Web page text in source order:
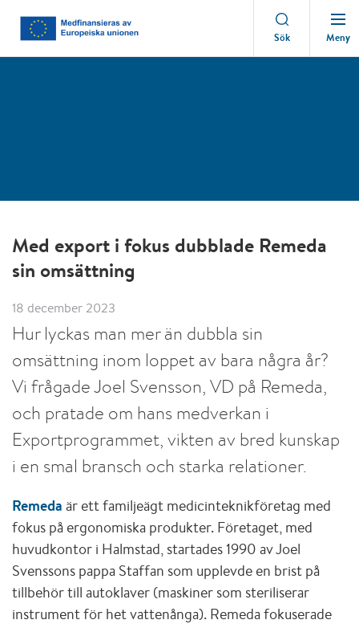
Sök Meny
Med export i fokus dubblade Remeda
sin omsättning
18 december 2023
Hur lyckas man mer än dubbla sin
omsättning inom loppet av bara några år?
Vi frågade Joel Svensson, VD på Remeda,
och pratade om hans medverkan i
Exportprogrammet, vikten av bred kunskap
i en smal bransch och starka relationer.
Remeda är ett familjeägt medicinteknikföretag med
fokus på ergonomiska produkter. Företaget, med
huvudkontor i Halmstad, startades 1990 av Joel
Svenssons pappa Staffan som upplevde en brist på
tillbehör till autoklaver (maskiner som steriliserar
instrument för het vattenånga). Remeda fokuserade